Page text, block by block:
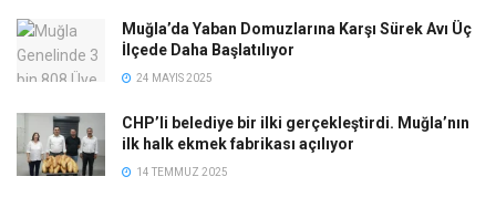
Muğla’da Yaban Domuzlarına Karşı Sürek Avı Üç
İlçede Daha Başlatılıyor
24 MAYIS 2025
CHP’li belediye bir ilki gerçekleştirdi. Muğla’nın
ilk halk ekmek fabrikası açılıyor
14 TEMMUZ 2025